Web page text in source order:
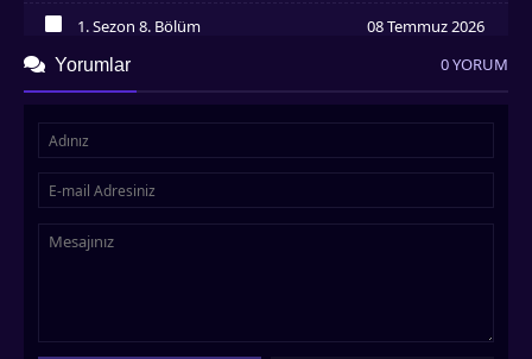
İzledim
1. Sezon 8. Bölüm 08 Temmuz 2026
Yorumlar 0 YORUM